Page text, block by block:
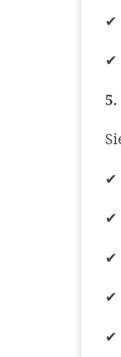
✔
✔
✔
✔
✔
✔
✔